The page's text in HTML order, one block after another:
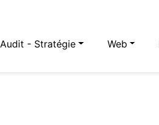
Audit - Stratégie Web